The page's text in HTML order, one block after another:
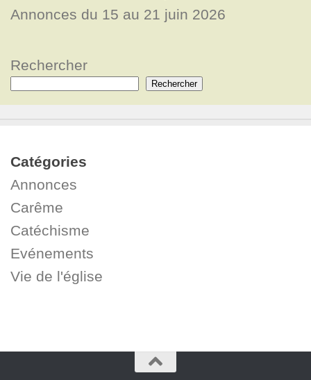
Annonces du 15 au 21 juin 2026
Rechercher
Rechercher
Catégories
Annonces
Carême
Catéchisme
Evénements
Vie de l'église